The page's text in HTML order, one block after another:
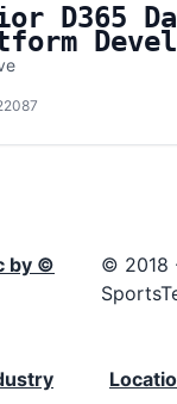
D365
d)
by ©
© 2018